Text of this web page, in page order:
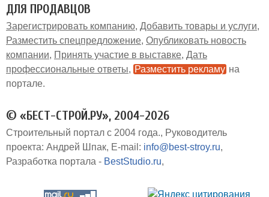
ДЛЯ ПРОДАВЦОВ
Зарегистрировать компанию Добавить товары и услуги
Разместить спецпредложение Опубликовать новость
компании
Принять участие в выставке Дать
профессиональные ответы
Разместить рекламу на
портале
© «БЕСТ-СТРОЙ.РУ», 2004-2026
Строительный портал с 2004 года.
Руководитель
проекта: Андрей Шпак E-mail: info@best-stroy.ru
Разработка портала - BestStudio.ru